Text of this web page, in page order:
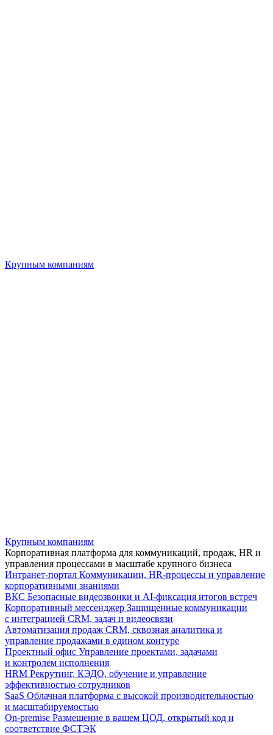
Крупным компаниям
Крупным компаниям
Корпоративная платформа для коммуникаций, продаж, HR и
управления процессами в масштабе крупного бизнеса
Интранет-портал Коммуникации, HR-процессы и управление
корпоративными знаниями
ВКС Безопасные видеозвонки и AI-фиксация итогов встреч
Корпоративный мессенджер Защищенные коммуникации
с интеграцией CRM, задач и видеосвязи
Автоматизация продаж CRM, сквозная аналитика и
управление продажами в едином контуре
Проектный офис Управление проектами, задачами
и контролем исполнения
HRM Рекрутинг, КЭДО, обучение и управление
эффективностью сотрудников
SaaS Облачная платформа с высокой производительностью
и масштабируемостью
On-premise Размещение в вашем ЦОД, открытый код и
соответствие ФСТЭК